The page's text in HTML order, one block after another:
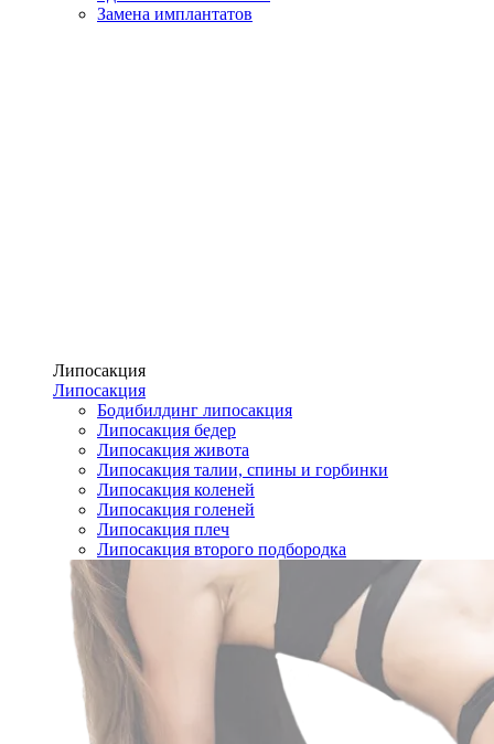
Замена имплантатов
Липосакция
Липосакция
Бодибилдинг липосакция
Липосакция бедер
Липосакция живота
Липосакция талии, спины и горбинки
Липосакция коленей
Липосакция голеней
Липосакция плеч
Липосакция второго подбородка